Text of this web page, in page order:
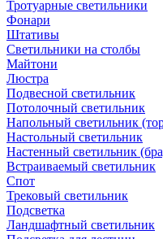
Тротуарные светильники
Фонари
Штативы
Светильники на столбы
Майтони
Люстра
Подвесной светильник
Потолочный светильник
Напольный светильник
Настольный светильник
Настенный светильник
Встраиваемый светильник
Спот
Трековый светильник
Подсветка
Ландшафтный светильник